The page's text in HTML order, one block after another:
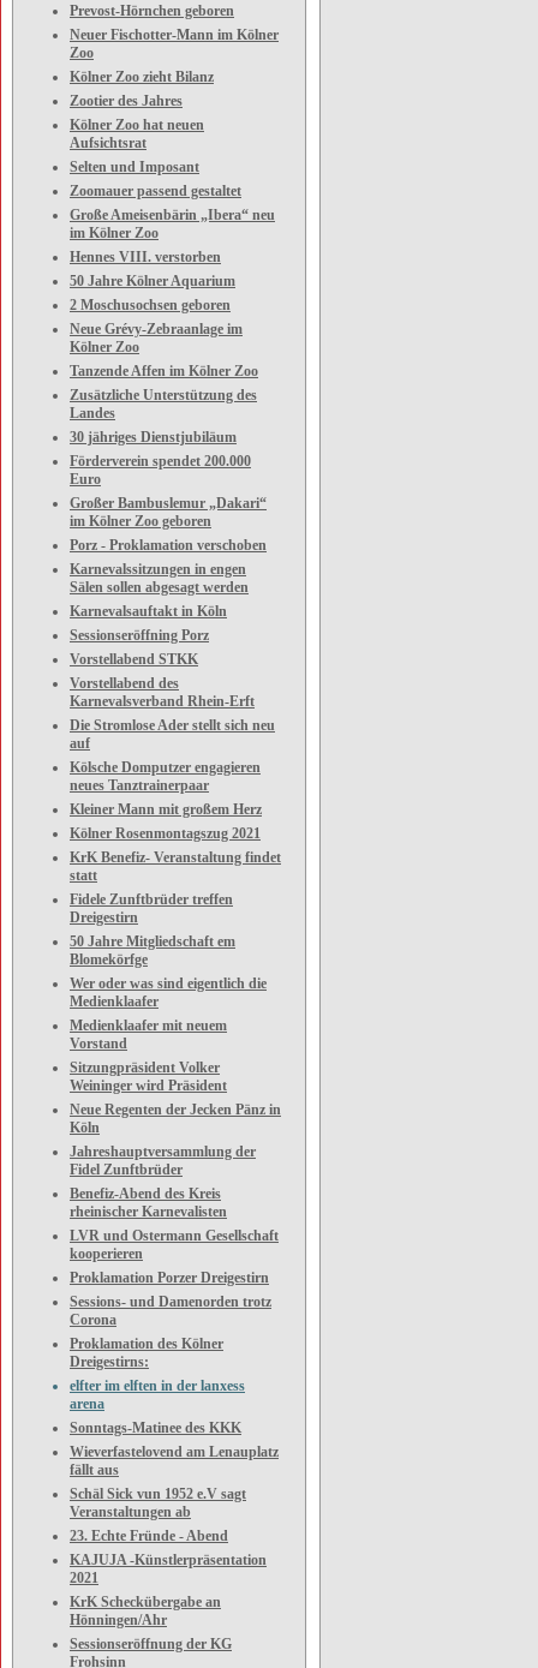
Prevost-Hörnchen geboren
Neuer Fischotter-Mann im Kölner
Zoo
Kölner Zoo zieht Bilanz
Zootier des Jahres
Kölner Zoo hat neuen
Aufsichtsrat
Selten und Imposant
Zoomauer passend gestaltet
Große Ameisenbärin „Ibera“ neu
im Kölner Zoo
Hennes VIII. verstorben
50 Jahre Kölner Aquarium
2 Moschusochsen geboren
Neue Grévy-Zebraanlage im
Kölner Zoo
Tanzende Affen im Kölner Zoo
Zusätzliche Unterstützung des
Landes
30 jähriges Dienstjubiläum
Förderverein spendet 200.000
Euro
Großer Bambuslemur „Dakari“
im Kölner Zoo geboren
Porz - Proklamation verschoben
Karnevalssitzungen in engen
Sälen sollen abgesagt werden
Karnevalsauftakt in Köln
Sessionseröffning Porz
Vorstellabend STKK
Vorstellabend des
Karnevalsverband Rhein-Erft
Die Stromlose Ader stellt sich neu
auf
Kölsche Domputzer engagieren
neues Tanztrainerpaar
Kleiner Mann mit großem Herz
Kölner Rosenmontagszug 2021
KrK Benefiz- Veranstaltung findet
statt
Fidele Zunftbrüder treffen
Dreigestirn
50 Jahre Mitgliedschaft em
Blomekörfge
Wer oder was sind eigentlich die
Medienklaafer
Medienklaafer mit neuem
Vorstand
Sitzungpräsident Volker
Weininger wird Präsident
Neue Regenten der Jecken Pänz in
Köln
Jahreshauptversammlung der
Fidel Zunftbrüder
Benefiz-Abend des Kreis
rheinischer Karnevalisten
LVR und Ostermann Gesellschaft
kooperieren
Proklamation Porzer Dreigestirn
Sessions- und Damenorden trotz
Corona
Proklamation des Kölner
Dreigestirns:
elfter im elften in der lanxess
arena
Sonntags-Matinee des KKK
Wieverfastelovend am Lenauplatz
fällt aus
Schäl Sick vun 1952 e.V sagt
Veranstaltungen ab
23. Echte Fründe - Abend
KAJUJA -Künstlerpräsentation
2021
KrK Scheckübergabe an
Hönningen/Ahr
Sessionseröffnung der KG
Frohsinn